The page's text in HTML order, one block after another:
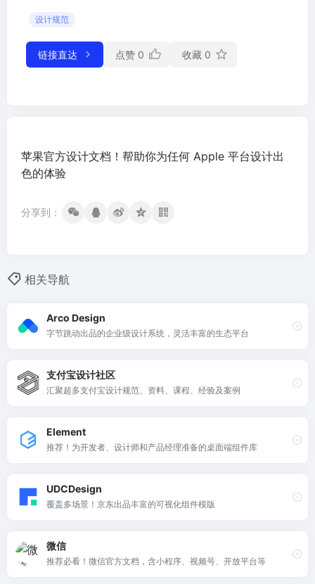
设计规范
链接直达 点赞 0 收藏 0
苹果官方设计文档！帮助你为任何 Apple 平台设计出
色的体验
分享到：
相关导航
Arco Design
字节跳动出品的企业级设计系统，灵活丰富的生态平台
支付宝设计社区
汇聚超多支付宝设计规范、资料、课程、经验及案例
Element
推荐！为开发者、设计师和产品经理准备的桌面端组件库
UDCDesign
覆盖多场景！京东出品丰富的可视化组件模版
微信
推荐必看！微信官方文档，含小程序、视频号、开放平台等